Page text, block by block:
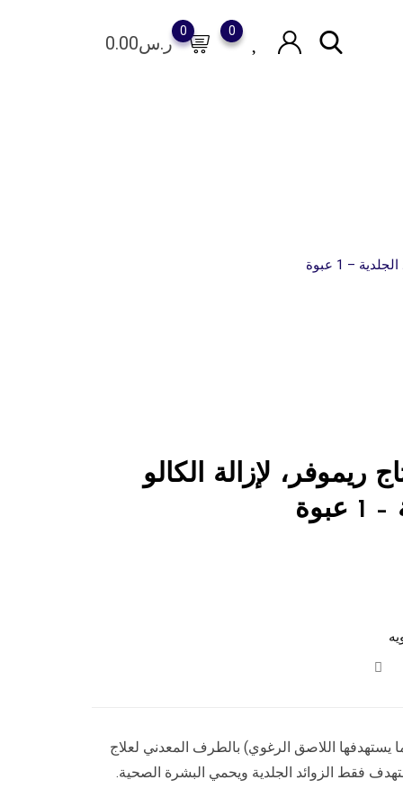
ر.س0.00
0 0
– 1 عبوة
ريموفر، لإزالة الكالو
يستهدفها اللاصق الرغوي) بالطرف المعدني لعلاج
فقط الزوائد الجلدية ويحمي البشرة الصحية.